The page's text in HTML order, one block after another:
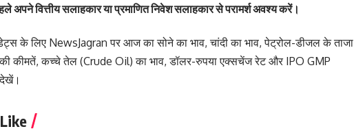
अपने वित्तीय सलाहकार या प्रमाणित निवेश सलाहकार से परामर्श अवश्य करें।
के लिए NewsJagran पर आज कासोने का भाव,चांदी का भाव,पेट्रोल-डीजल के ताजा
कीमतें,कच्चे तेल (Crude Oil) का भाव,डॉलर-रुपया एक्सचेंज रेटऔर IPO GMP